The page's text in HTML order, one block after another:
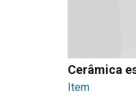
Cerâmica
Item